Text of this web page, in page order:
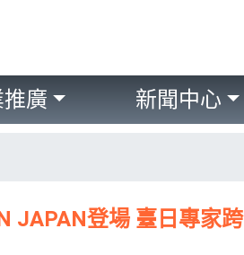
廣 新聞中心
JAPAN登場 臺日專家跨